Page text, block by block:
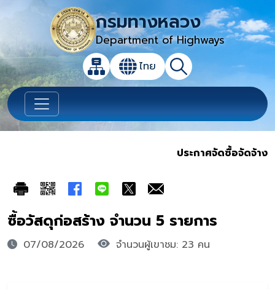
กรมทางหลวง
Department of Highways
แผนผังเว็บไซต์
เปลี่ยนภาษา
ไทย ค้นหา
เปิดกล่องค้นหาข้อมูลหลักของเว็บไซต์
ประกาศจัดซื้อจัดจ้าง
ซื้อวัสดุก่อสร้าง จำนวน 5 รายการ
07/08/2026 จำนวนผู้เขาชม: 23 คน